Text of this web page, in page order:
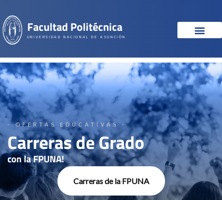
Facultad Politécnica
UNIVERSIDAD NACIONAL DE ASUNCIÓN
- OFERTAS EDUCATIVAS -
Carreras de Grado
con la FPUNA!
Carreras de la FPUNA